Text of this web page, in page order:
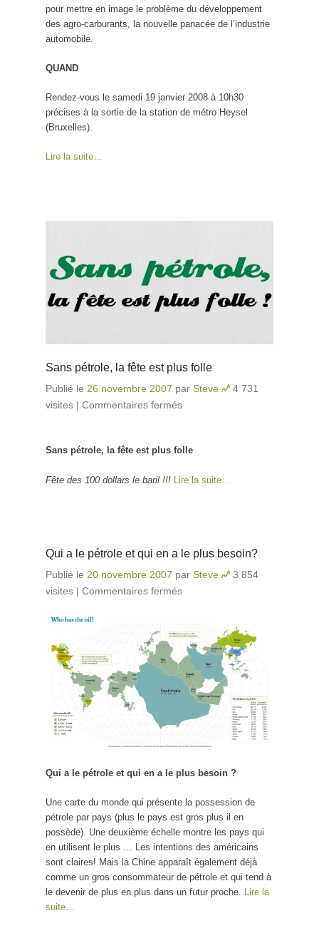
pour mettre en image le problème du développement
des agro-carburants, la nouvelle panacée de l’industrie
automobile.
QUAND
Rendez-vous le samedi 19 janvier 2008 à 10h30
précises à la sortie de la station de métro Heysel
(Bruxelles).
Lire la suite…
Sans pétrole, la fête est plus folle
Publié le 26 novembre 2007 par Steve
4 731
visites | Commentaires fermés
Sans pétrole, la fête est plus folle
Fête des 100 dollars le baril !!! Lire la suite…
Qui a le pétrole et qui en a le plus besoin?
Publié le 20 novembre 2007 par Steve
3 854
visites | Commentaires fermés
Qui a le pétrole et qui en a le plus besoin ?
Une carte du monde qui présente la possession de
pétrole par pays (plus le pays est gros plus il en
possède). Une deuxième échelle montre les pays qui
en utilisent le plus … Les intentions des américains
sont claires! Mais la Chine apparaît également déjà
comme un gros consommateur de pétrole et qui tend à
le devenir de plus en plus dans un futur proche. Lire la
suite…